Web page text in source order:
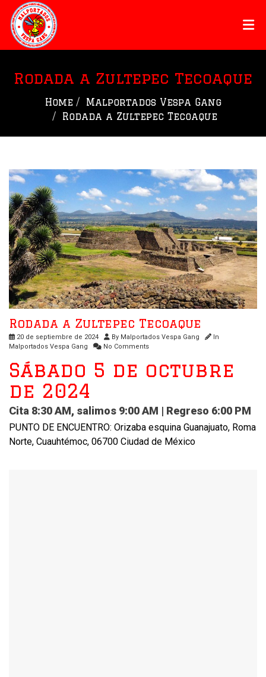
Rodada a Zultepec Tecoaque
Home
Malportados Vespa Gang
Rodada a Zultepec Tecoaque
Rodada a Zultepec Tecoaque
20 de septiembre de 2024 By Malportados Vespa Gang
In
Malportados Vespa Gang
No Comments
Sábado 5 de octubre
de 2024
Cita 8:30 AM, salimos 9:00 AM | Regreso 6:00 PM
PUNTO DE ENCUENTRO: Orizaba esquina Guanajuato, Roma
Norte, Cuauhtémoc, 06700 Ciudad de México